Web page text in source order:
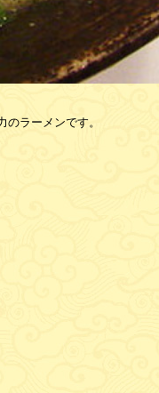
ラーメンです。